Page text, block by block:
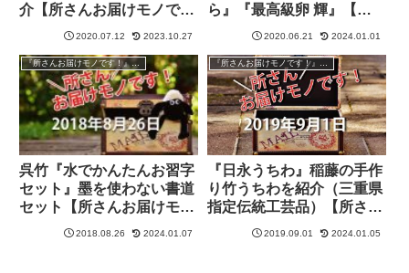
介【所さんお届けモノで
2020.07.12 2023.10.27
ら』『最高級卵 輝』【所
さんお届けモノです！】
2020.06.21 2024.01.01
『所さんお届けモノです！』過去の紹介品
呉竹『水でかんたんお習字
セット』墨を使わない書道
セット【所さんお届けモノ
です！】
2018.08.26 2024.01.07
『所さんお届けモノです！』過去の紹介品
『日永うちわ』稲藤の手作
り竹うちわを紹介（三重県
指定伝統工芸品）【所さん
お届けモノです！】
2019.09.01 2024.01.05